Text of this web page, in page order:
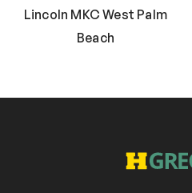
Lincoln MKC West Palm
Beach